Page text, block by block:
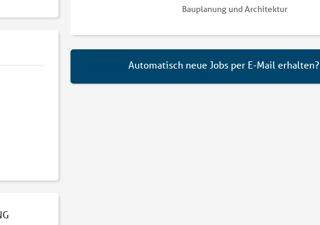
Bauplanung und Architektur
Automatisch neue Jobs per E-Mail erhalten?